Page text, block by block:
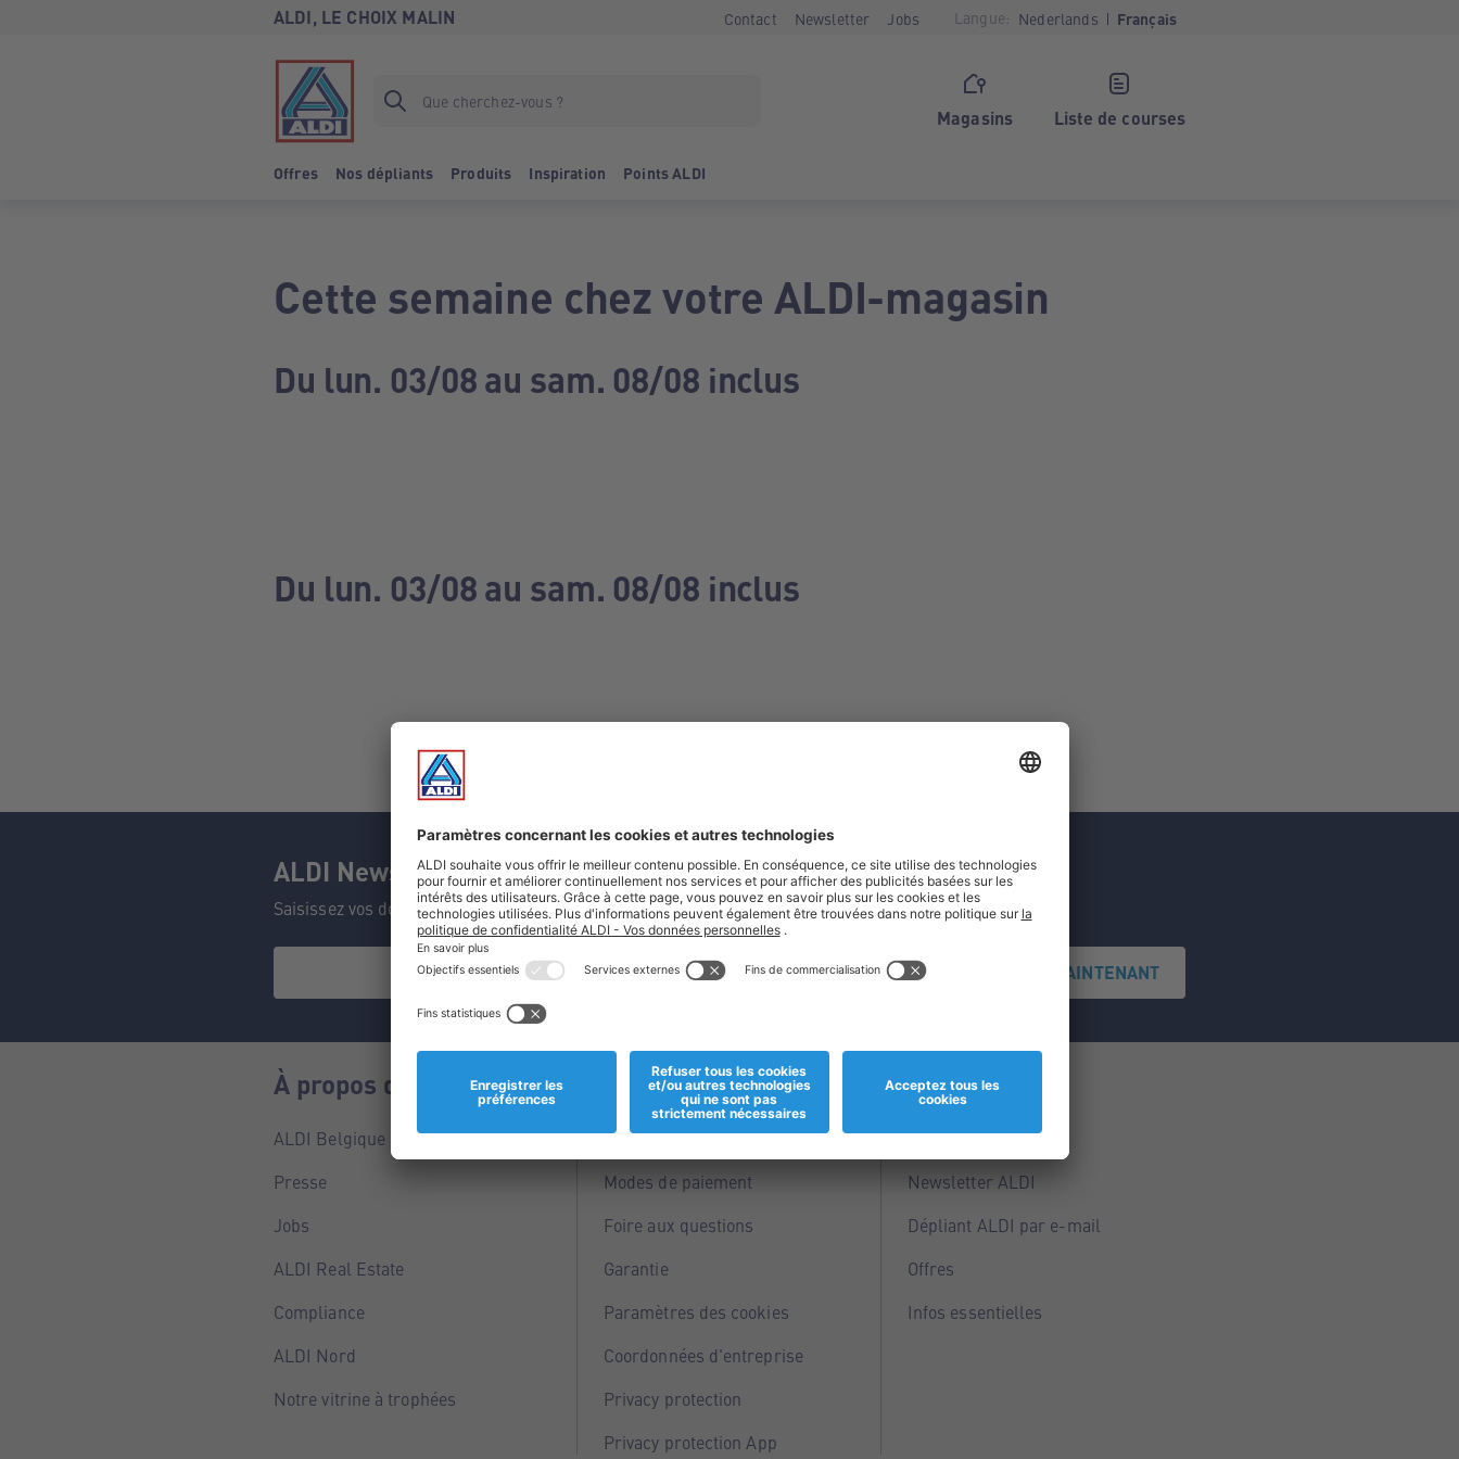
ALDI, LE CHOIX MALIN Contact Newsletter Jobs Langue: Nederlands Français
Magasins Liste de courses
Offres Nos dépliants Produits Inspiration Points ALDI
Cette semaine chez votre ALDI-magasin
Du lun. 03/08 au sam. 08/08 inclus
Du lun. 03/08 au sam. 08/08 inclus
ALDI Newsletter
Saisissez vos données et ne manquez aucune de nos offres.
S'INSCRIRE MAINTENANT
À propos de nous
ALDI Belgique
Presse
Jobs
ALDI Real Estate
Compliance
ALDI Nord
Notre vitrine à trophées
Informations
Magasins
Modes de paiement
Foire aux questions
Garantie
Paramètres des cookies
Coordonnées d'entreprise
Privacy protection
Privacy protection App
Service
Points ALDI
Newsletter ALDI
Dépliant ALDI par e-mail
Offres
Infos essentielles